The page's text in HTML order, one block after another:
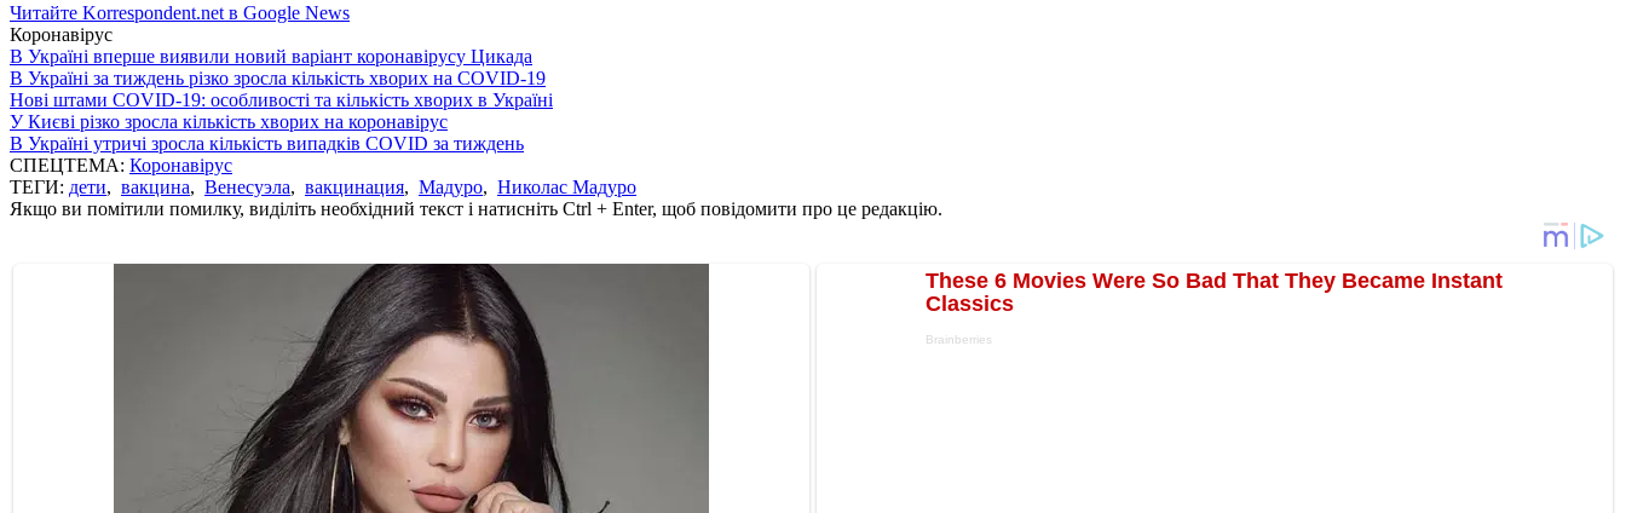
Читайте Korrespondent.net в Google News
Коронавірус
В Україні вперше виявили новий варіант коронавірусу Цикада
В Україні за тиждень різко зросла кількість хворих на COVID-19
Нові штами COVID-19: особливості та кількість хворих в Україні
У Києві різко зросла кількість хворих на коронавірус
В Україні утричі зросла кількість випадків COVID за тиждень
СПЕЦТЕМА: Коронавірус
ТЕГИ: дети, вакцина, Венесуэла, вакцинация, Мадуро, Николас Мадуро
Якщо ви помітили помилку, виділіть необхідний текст і натисніть Ctrl + Enter, щоб повідомити про це редакцію.